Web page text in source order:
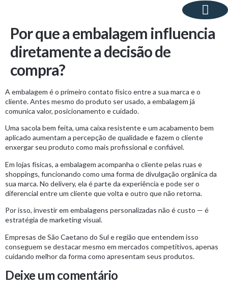
Por que a embalagem influencia
diretamente a decisão de
compra?
A embalagem é o primeiro contato físico entre a sua marca e o
cliente. Antes mesmo do produto ser usado, a embalagem já
comunica valor, posicionamento e cuidado.
Uma sacola bem feita, uma caixa resistente e um acabamento bem
aplicado aumentam a percepção de qualidade e fazem o cliente
enxergar seu produto como mais profissional e confiável.
Em lojas físicas, a embalagem acompanha o cliente pelas ruas e
shoppings, funcionando como uma forma de divulgação orgânica da
sua marca. No delivery, ela é parte da experiência e pode ser o
diferencial entre um cliente que volta e outro que não retorna.
Por isso, investir em embalagens personalizadas não é custo — é
estratégia de marketing visual.
Empresas de São Caetano do Sul e região que entendem isso
conseguem se destacar mesmo em mercados competitivos, apenas
cuidando melhor da forma como apresentam seus produtos.
Deixe um comentário